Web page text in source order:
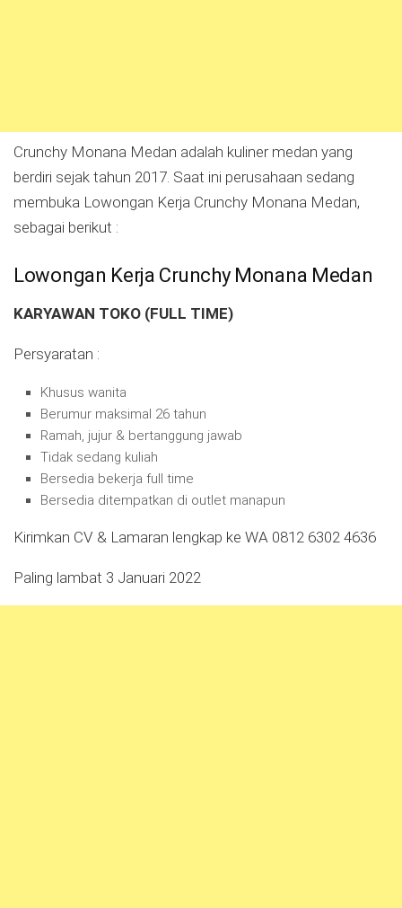
Crunchy Monana Medan adalah kuliner medan yang
berdiri sejak tahun 2017. Saat ini perusahaan sedang
membuka Lowongan Kerja Crunchy Monana Medan,
sebagai berikut :
Lowongan Kerja Crunchy Monana Medan
KARYAWAN TOKO (FULL TIME)
Persyaratan :
Khusus wanita
Berumur maksimal 26 tahun
Ramah, jujur & bertanggung jawab
Tidak sedang kuliah
Bersedia bekerja full time
Bersedia ditempatkan di outlet manapun
Kirimkan CV & Lamaran lengkap ke WA 0812 6302 4636
Paling lambat 3 Januari 2022